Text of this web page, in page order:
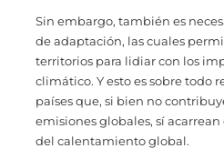
Sin embargo, también es
de adaptación, las cuales
territorios para lidiar con los
climático. Y esto es sobre todo
países que, si bien no
emisiones globales, sí
del calentamiento global.